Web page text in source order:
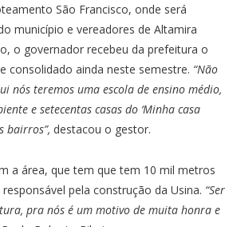
São Francisco, onde será
município e vereadores de Altamira
o governador recebeu da prefeitura o
ainda neste semestre. “Não
nós teremos uma escola de ensino médio,
e setecentas casas do ‘Minha casa
bairros”, destacou o gestor.
a área, que tem que tem 10 mil metros
pela construção da Usina. “Ser
pra nós é um motivo de muita honra e